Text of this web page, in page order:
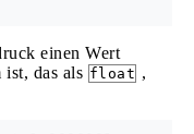
einen Wert
ist, das als float ,